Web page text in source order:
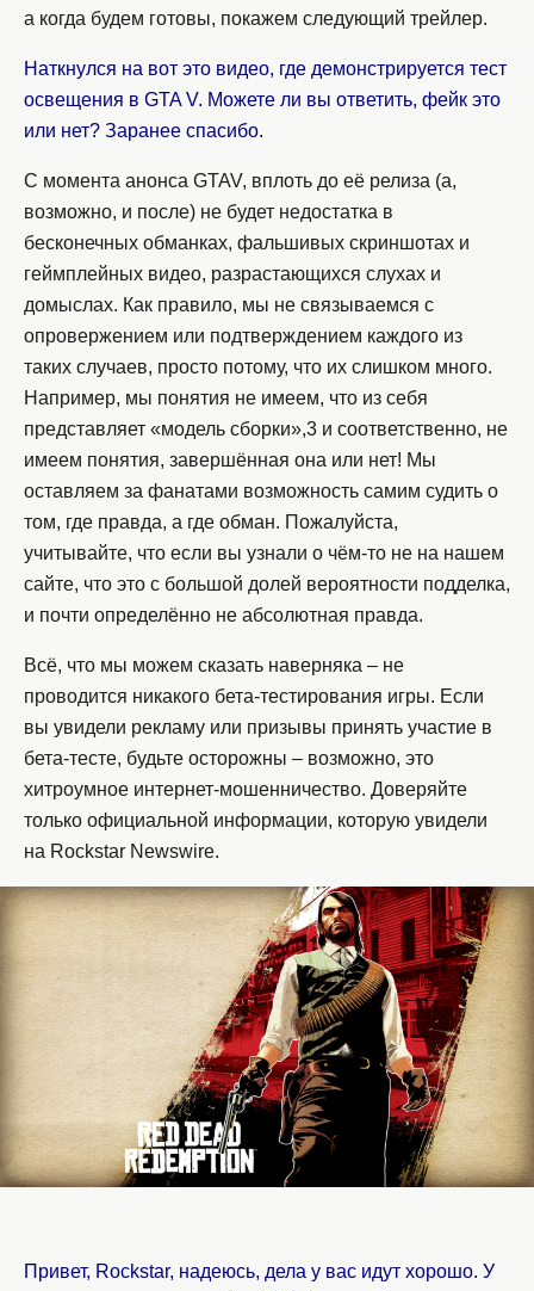
а когда будем готовы, покажем следующий трейлер.
Наткнулся на вот это видео, где демонстрируется тест
освещения в GTA V. Можете ли вы ответить, фейк это
или нет? Заранее спасибо.
С момента анонса GTAV, вплоть до её релиза (а,
возможно, и после) не будет недостатка в
бесконечных обманках, фальшивых скриншотах и
геймплейных видео, разрастающихся слухах и
домыслах. Как правило, мы не связываемся с
опровержением или подтверждением каждого из
таких случаев, просто потому, что их слишком много.
Например, мы понятия не имеем, что из себя
представляет «модель сборки»,3 и соответственно, не
имеем понятия, завершённая она или нет! Мы
оставляем за фанатами возможность самим судить о
том, где правда, а где обман. Пожалуйста,
учитывайте, что если вы узнали о чём-то не на нашем
сайте, что это с большой долей вероятности подделка,
и почти определённо не абсолютная правда.
Всё, что мы можем сказать наверняка – не
проводится никакого бета-тестирования игры. Если
вы увидели рекламу или призывы принять участие в
бета-тесте, будьте осторожны – возможно, это
хитроумное интернет-мошенничество. Доверяйте
только официальной информации, которую увидели
на Rockstar Newswire.
Привет, Rockstar, надеюсь, дела у вас идут хорошо. У